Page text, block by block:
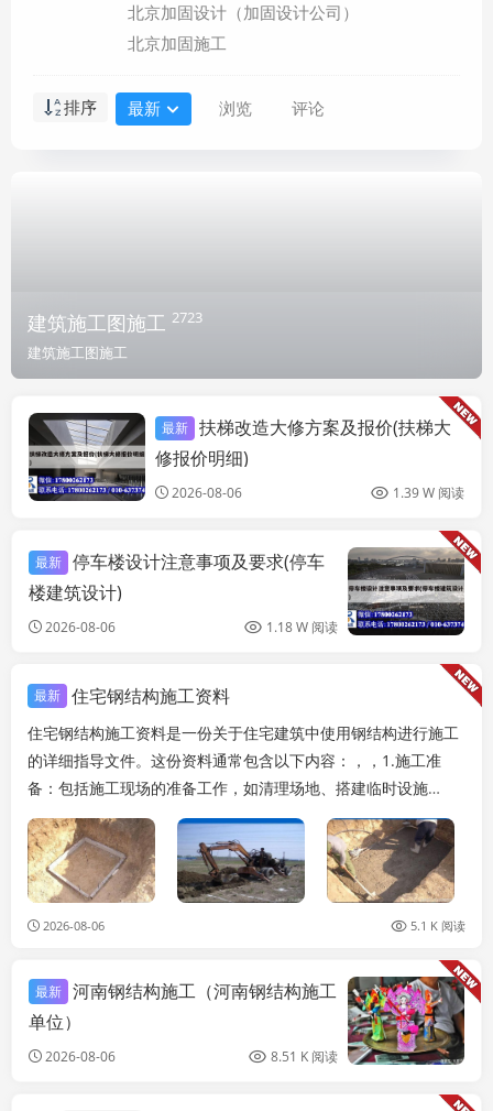
北京加固设计（加固设计公司）
北京加固施工
排序 最新 浏览 评论
建筑施工图施工 2723
建筑施工图施工
建筑施工图施工
最新 扶梯改造大修方案及报价(扶梯大
修报价明细)
2026-08-06 1.39 W 阅读
最新 停车楼设计注意事项及要求(停车
楼建筑设计)
2026-08-06 1.18 W 阅读
最新 住宅钢结构施工资料
住宅钢结构施工资料是一份关于住宅建筑中使用钢结构进行施工
的详细指导文件。这份资料通常包含以下内容：，，1.施工准
备：包括施工现场的准备工作，如清理场地、搭建临时设施
等。，，2.材料选择：详细介绍了用于住宅钢结构施...
2026-08-06 5.1 K 阅读
最新 河南钢结构施工（河南钢结构施工
单位）
2026-08-06 8.51 K 阅读